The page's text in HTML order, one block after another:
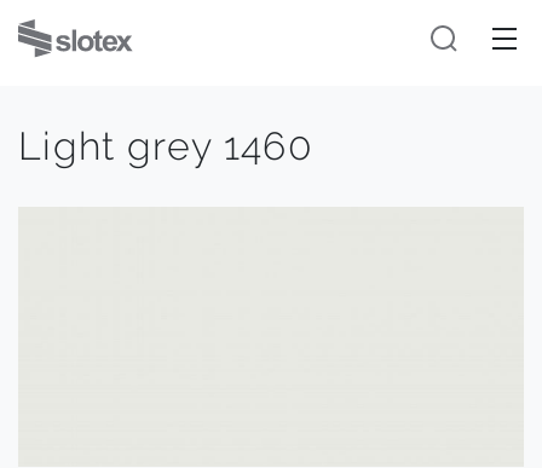
Light grey 1460